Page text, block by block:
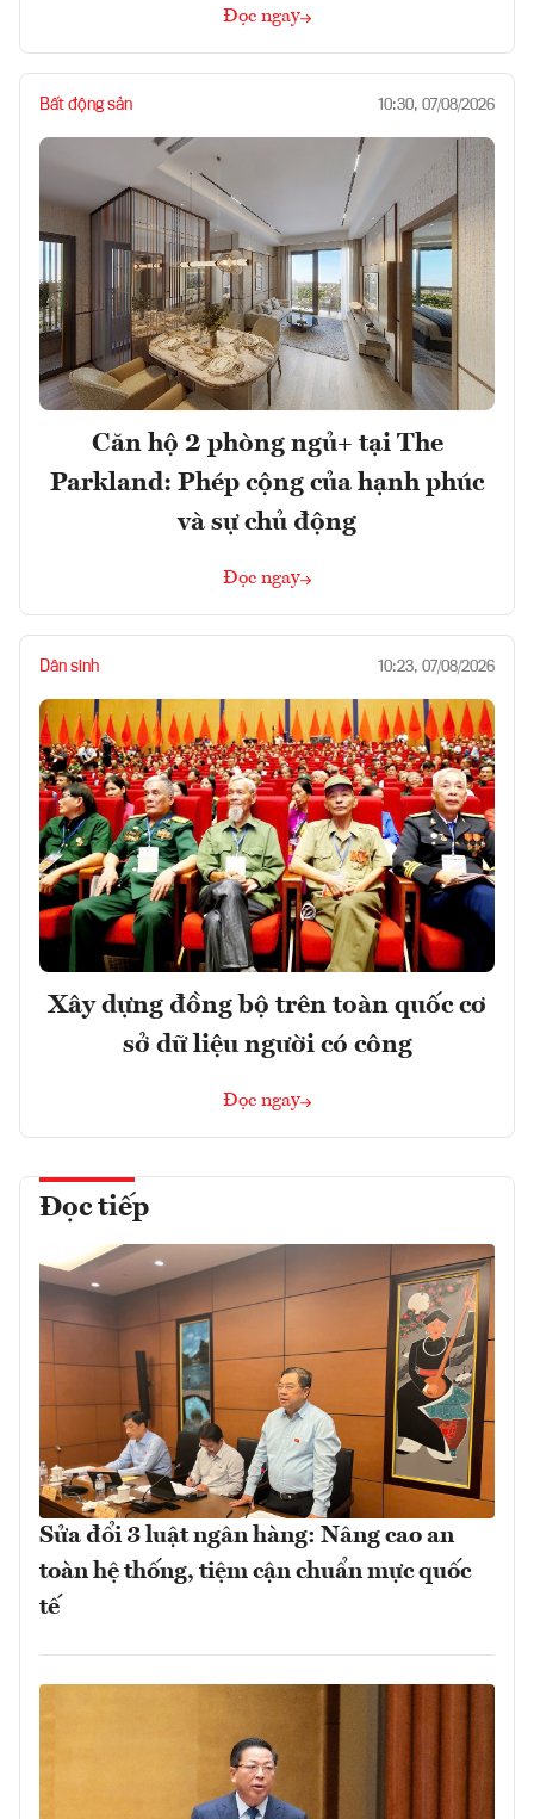
Đọc ngay
Bất động sản 10:30, 07/08/2026
Căn hộ 2 phòng ngủ+ tại The
Parkland: Phép cộng của hạnh phúc
và sự chủ động
Đọc ngay
Dân sinh 10:23, 07/08/2026
Xây dựng đồng bộ trên toàn quốc cơ
sở dữ liệu người có công
Đọc ngay
Đọc tiếp
Sửa đổi 3 luật ngân hàng: Nâng cao an
toàn hệ thống, tiệm cận chuẩn mực quốc
tế